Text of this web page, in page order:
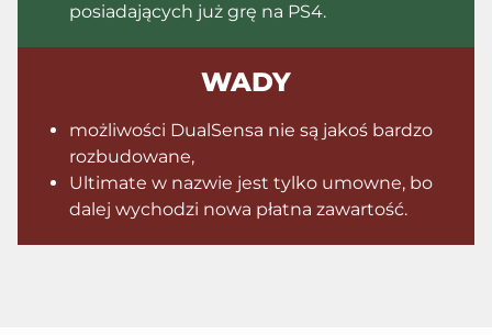
posiadających już grę na PS4.
WADY
możliwości DualSensa nie są jakoś bardzo
rozbudowane,
Ultimate w nazwie jest tylko umowne, bo
dalej wychodzi nowa płatna zawartość.